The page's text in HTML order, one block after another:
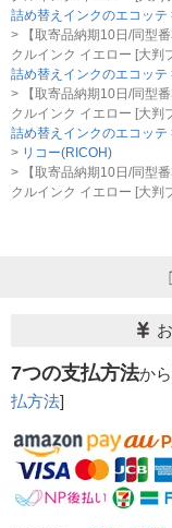
詰め替えインクのエコッテ
【取寄品納期10日/同型
クルインク イエロー [大判
詰め替えインクのエコッテ
【取寄品納期10日/同型
クルインク イエロー [大判
詰め替えインクのエコッテ
リコー(RICOH)
【取寄品納期10日/同型
クルインク イエロー [大判
7つの支払方法か
払方法]